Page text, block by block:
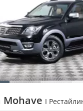
Mohave I